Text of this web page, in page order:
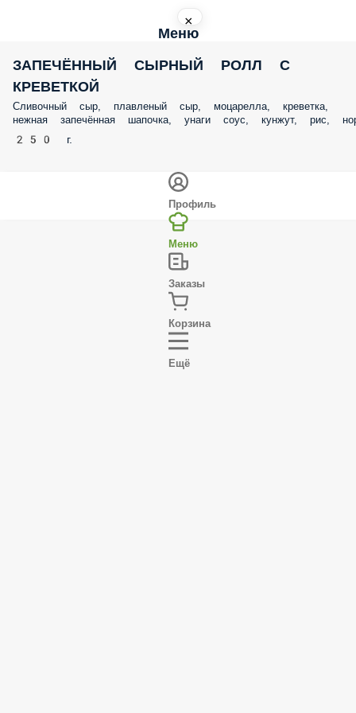
Меню
ЗАПЕЧЁННЫЙ СЫРНЫЙ РОЛЛ С КРЕВЕТКОЙ
Сливочный сыр, плавленый сыр, моцарелла, креветка, нежная
250 г.
Профиль
Меню
Заказы
Корзина
Ещё
×